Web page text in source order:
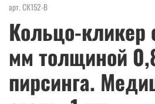
арт. СК152-В
Кольцо-кликер
мм толщиной
пирсинга.